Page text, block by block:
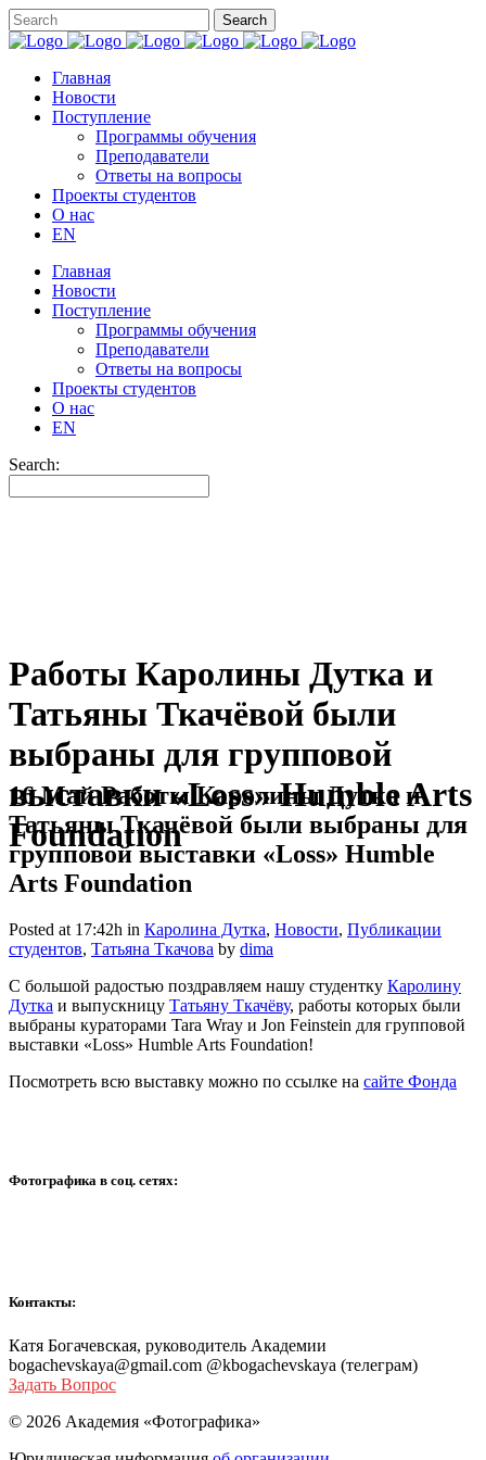
Главная
Новости
Поступление
Программы обучения
Преподаватели
Ответы на вопросы
Проекты студентов
О нас
EN
Главная
Новости
Поступление
Программы обучения
Преподаватели
Ответы на вопросы
Проекты студентов
О нас
EN
Search:
Работы Каролины Дутка и
Татьяны Ткачёвой были
выбраны для групповой
выставки «Loss» Humble Arts
Foundation
16 МайРаботы Каролины Дутка и
Татьяны Ткачёвой были выбраны для
групповой выставки «Loss» Humble
Arts Foundation
Posted at 17:42h in Каролина Дутка, Новости, Публикации
студентов, Татьяна Ткачова by dima
С большой радостью поздравляем нашу студентку Каролину
Дутка и выпускницу Татьяну Ткачёву, работы которых были
выбраны кураторами Tara Wray и Jon Feinstein для групповой
выставки «Loss» Humble Arts Foundation!
Посмотреть всю выставку можно по ссылке на сайте Фонда
Фотографика в соц. сетях:
Контакты:
Катя Богачевская, руководитель Академии
bogachevskaya@gmail.com @kbogachevskaya (телеграм)
Задать Вопрос
© 2026 Академия «Фотографика»